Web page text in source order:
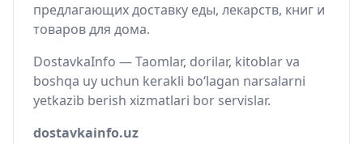
предлагающих доставку еды, лекарств, книг и
товаров для дома.
DostavkaInfo — Taomlar, dorilar, kitoblar va
boshqa uy uchun kerakli bo‘lagan narsalarni
yetkazib berish xizmatlari bor servislar.
dostavkainfo.uz